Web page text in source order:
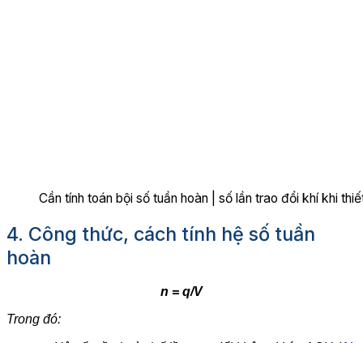
Cần tính toán bội số tuần hoàn | số lần trao đổi khí khi
4. Công thức, cách tính hệ số tuần
hoàn
n = q/V
Trong đó: